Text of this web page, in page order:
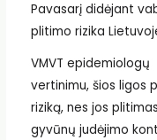
Pavasarį didėjant
plitimo rizika
VMVT epidemiologų
vertinimu, šios ligos
riziką, nes jos
gyvūnų judėjimo